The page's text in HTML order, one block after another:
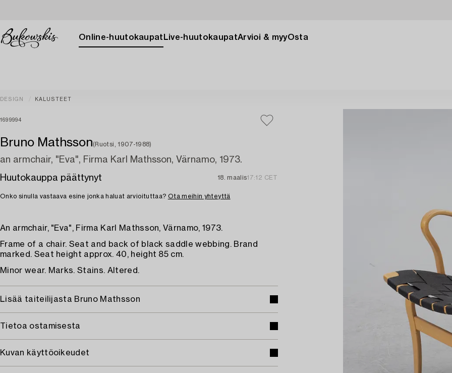
Online-huutokaupat Live-huutokaupatArvioi & myyOsta
DESIGN KALUSTEET
1699994
Bruno Mathsson(Ruotsi, 1907-1988)
an armchair, "Eva", Firma Karl Mathsson, Värnamo, 1973.
Huutokauppa päättynyt
18. maalis17:12 CET
Onko sinulla vastaava esine jonka haluat arvioituttaa? Ota meihin yhteyttä
An armchair, "Eva", Firma Karl Mathsson, Värnamo, 1973.
Frame of a chair. Seat and back of black saddle webbing. Brand
marked. Seat height approx. 40, height 85 cm.
Minor wear. Marks. Stains. Altered.
Lisää taiteilijasta Bruno Mathsson
Tietoa ostamisesta
Kuvan käyttöoikeudet